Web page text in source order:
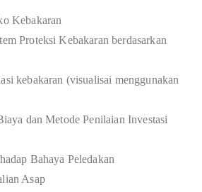
Kebakaran
Proteksi Kebakaran berdasarkan
kebakaran (visualisai menggunakan
dan Metode Penilaian Investasi
Bahaya Peledakan
Asap